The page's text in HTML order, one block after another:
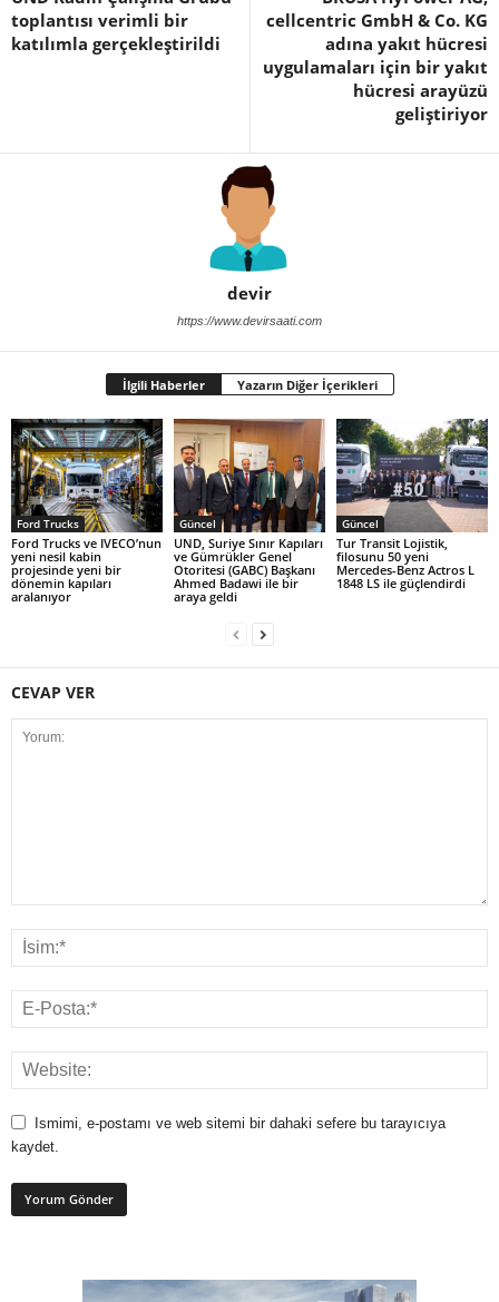
toplantısı verimli bir
katılımla gerçekleştirildi
cellcentric GmbH & Co. KG
adına yakıt hücresi
uygulamaları için bir yakıt
hücresi arayüzü
geliştiriyor
devir
https://www.devirsaati.com
İlgili Haberler Yazarın Diğer İçerikleri
Ford Trucks
Ford Trucks ve IVECO’nun
yeni nesil kabin
projesinde yeni bir
dönemin kapıları
aralanıyor
Güncel
UND, Suriye Sınır Kapıları
ve Gümrükler Genel
Otoritesi (GABC) Başkanı
Ahmed Badawi ile bir
araya geldi
Güncel
Tur Transit Lojistik,
filosunu 50 yeni
Mercedes-Benz Actros L
1848 LS ile güçlendirdi
CEVAP VER
Ismimi, e-postamı ve web sitemi bir dahaki sefere bu tarayıcıya
kaydet.